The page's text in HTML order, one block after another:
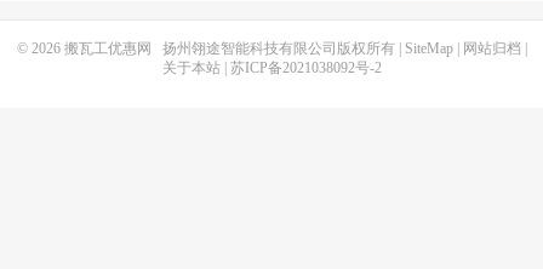
© 2026 搬瓦工优惠网 扬州翎途智能科技有限公司版权所有 | SiteMap| 网站归档
关于本站| 苏ICP备2021038092号-2